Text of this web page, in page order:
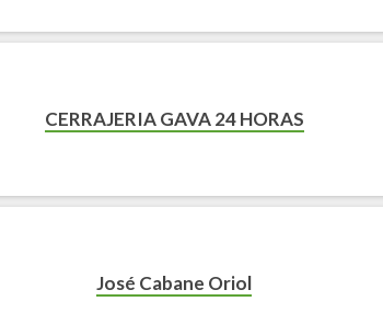
CERRAJERIA GAVA 24 HORAS
José Cabane Oriol